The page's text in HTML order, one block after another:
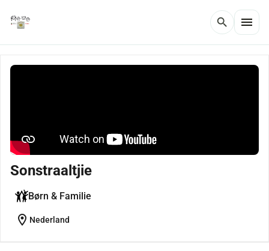
search menu
Sonstraaltjie
Børn & Familie
location_on Nederland